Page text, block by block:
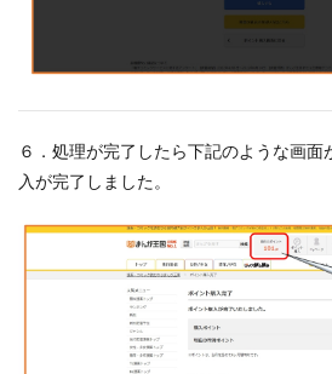
６．処理が完了したら下記のような画
入が完了しました。